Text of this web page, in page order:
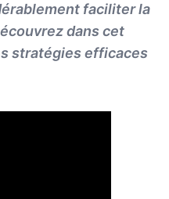
faciliter la
dans cet
stratégies efficaces